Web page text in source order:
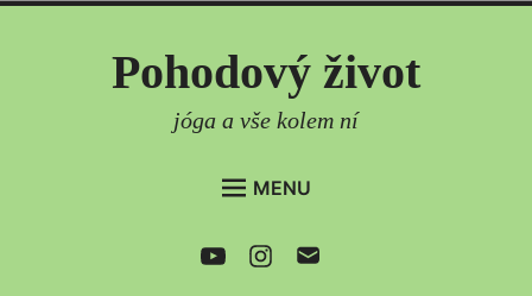
Pohodový život
jóga a vše kolem ní
MENU
YoutubeInstagram
e-